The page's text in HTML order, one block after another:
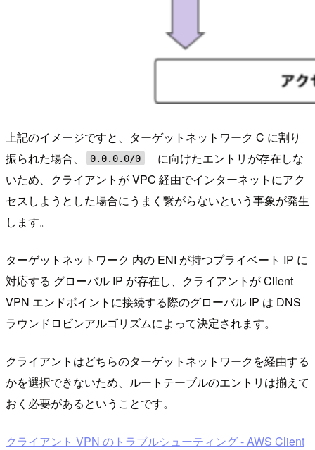
上記のイメージですと、ターゲットネットワーク C に割り
振られた場合、
0.0.0.0/0
に向けたエントリが存在しな
いため、クライアントが VPC 経由でインターネットにアク
セスしようとした場合にうまく繋がらないという事象が発生
します。
ターゲットネットワーク 内の ENI が持つプライベート IP に
対応する グローバル IP が存在し、クライアントが Client
VPN エンドポイントに接続する際のグローバル IP は DNS
ラウンドロビンアルゴリズムによって決定されます。
クライアントはどちらのターゲットネットワークを経由する
かを選択できないため、ルートテーブルのエントリは揃えて
おく必要があるということです。
クライアント VPN のトラブルシューティング - AWS Client